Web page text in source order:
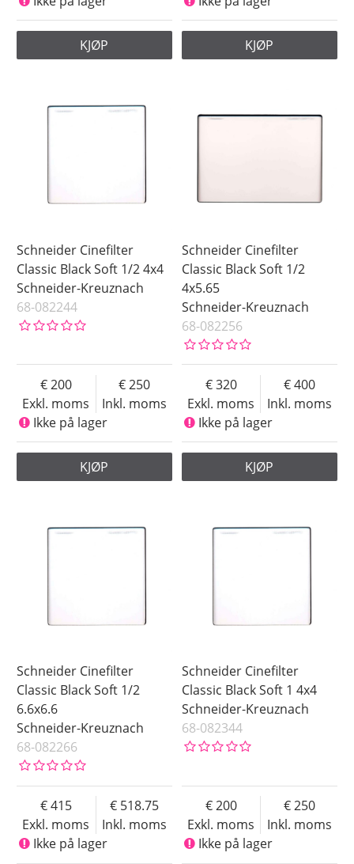
KJØP KJØP
Schneider Cinefilter
Classic Black Soft 1/2 4x4
Schneider-Kreuznach
68-082244
Exkl. moms
200
Inkl. moms
250
Ikke på lager
KJØP
Schneider Cinefilter
Classic Black Soft 1/2
4x5.65
Schneider-Kreuznach
68-082256
Exkl. moms
320
Inkl. moms
400
Ikke på lager
KJØP
Schneider Cinefilter
Classic Black Soft 1/2
6.6x6.6
Schneider-Kreuznach
68-082266
Exkl. moms
415
Inkl. moms
518.75
Ikke på lager
Schneider Cinefilter
Classic Black Soft 1 4x4
Schneider-Kreuznach
68-082344
Exkl. moms
200
Inkl. moms
250
Ikke på lager